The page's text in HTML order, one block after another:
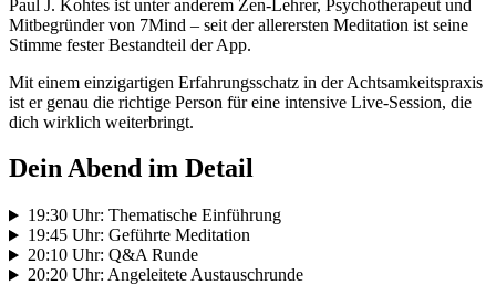
Paul J. Kohtes ist unter anderem Zen-Lehrer, Psychotherapeut und
Mitbegründer von 7Mind – seit der allerersten Meditation ist seine
Stimme fester Bestandteil der App.
Mit einem einzigartigen Erfahrungsschatz in der Achtsamkeitspraxis
ist er genau die richtige Person für eine intensive Live-Session, die
dich wirklich weiterbringt.
Dein Abend im Detail
19:30 Uhr: Thematische Einführung
19:45 Uhr: Geführte Meditation
20:10 Uhr: Q&A Runde
20:20 Uhr: Angeleitete Austauschrunde